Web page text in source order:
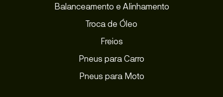
Balanceamento e Alinhamento
Troca de Óleo
Freios
Pneus para Carro
Pneus para Moto